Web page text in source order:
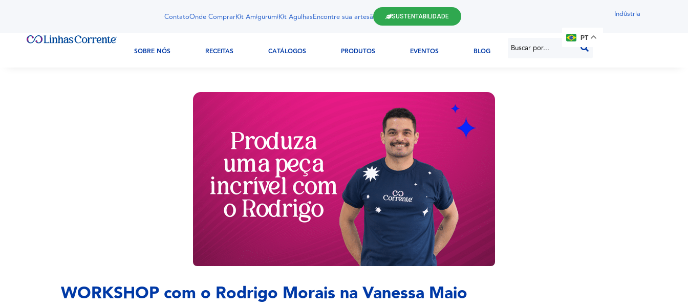
ContatoOnde ComprarKit AmigurumiKit AgulhasEncontre sua artesã SUSTENTABILIDADE Indústria
SOBRE NÓS RECEITAS CATÁLOGOS PRODUTOS EVENTOS BLOG
PT
WORKSHOP com o Rodrigo Morais na Vanessa Maio